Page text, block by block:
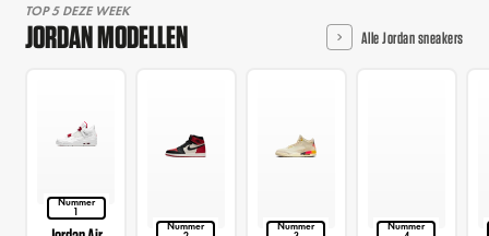
TOP 5 DEZE WEEK
JORDAN MODELLEN Alle Jordan sneakers
Nummer
1
Nummer Nummer Nummer